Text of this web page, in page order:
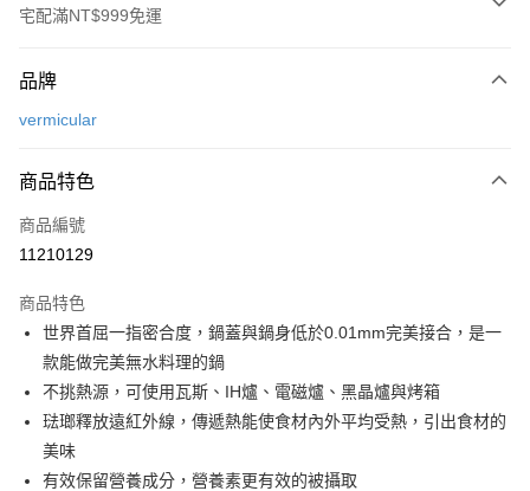
宅配滿NT$999免運
信用卡一次付款
3 期 0 利率 每期
合作金庫商業銀行
上海商業儲蓄銀行
臺灣中小企業銀行
匯豐（台灣）商業銀行
華泰商業銀行
聯邦商業銀行
元大商業銀行
永豐商業銀行
玉山商業銀行
星展（台灣）商業銀行
台灣樂天信用卡公司
合作金庫商業銀行
上海商業儲蓄銀行
國泰世華商業銀行
兆豐國際商業銀行
匯豐（台灣）商業銀行
聯邦商業銀行
遠東國際商業銀行
元大商業銀行
永豐商業銀行
玉山商業銀行
台新國際商業銀行
中國信託商業銀行
即享券
LINE Pay
Apple Pay
街口支付
Google Pay
ATM付款
品牌
vermicular
商品特色
商品編號
11210129
商品特色
世界首屈一指密合度，鍋蓋與鍋身低於0.01mm完美接合，是一
款能做完美無水料理的鍋
不挑熱源，可使用瓦斯、IH爐、電磁爐、黑晶爐與烤箱
琺瑯釋放遠紅外線，傳遞熱能使食材內外平均受熱，引出食材的
美味
有效保留營養成分，營養素更有效的被攝取